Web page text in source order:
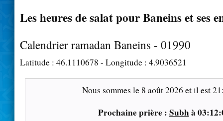
Les heures de salat pour Baneins et ses
Calendrier ramadan Baneins - 01990
Latitude : 46.1110678 - Longitude : 4.9036521
Nous sommes le 8 août 2026 et il est
Prochaine prière : Subhà